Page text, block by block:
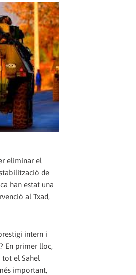
eliminar el
de
han estat una
al Txad,
intern i
En primer lloc,
tot el Sahel
important,